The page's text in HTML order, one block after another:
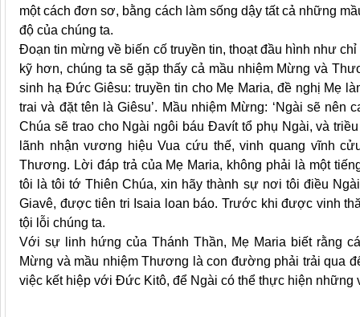
một cách đơn sơ, bằng cách làm sống dậy tất cả những
độ của chúng ta.
Đoạn tin mừng về biến cố truyền tin, thoạt đầu hình như
kỹ hơn, chúng ta sẽ gặp thấy cả mầu nhiệm Mừng và
sinh hạ Đức Giêsu: truyền tin cho Mẹ Maria, đề nghị Mẹ
trai và đặt tên là Giêsu’. Mầu nhiệm Mừng: ‘Ngài sẽ
Chúa sẽ trao cho Ngài ngôi báu Đavít tổ phụ Ngài, và
lãnh nhận vương hiệu Vua cứu thế, vinh quang vĩnh
Thương. Lời đáp trả của Mẹ Maria, không phải là một
tôi là tôi tớ Thiên Chúa, xin hãy thành sự nơi tôi điều
Giavê, được tiên tri Isaia loan báo. Trước khi được vinh
tội lỗi chúng ta.
Với sự linh hứng của Thánh Thần, Mẹ Maria biết rằng
Mừng và mầu nhiệm Thương là con đường phải trải qua
việc kết hiệp với Đức Kitô, để Ngài có thể thực hiện